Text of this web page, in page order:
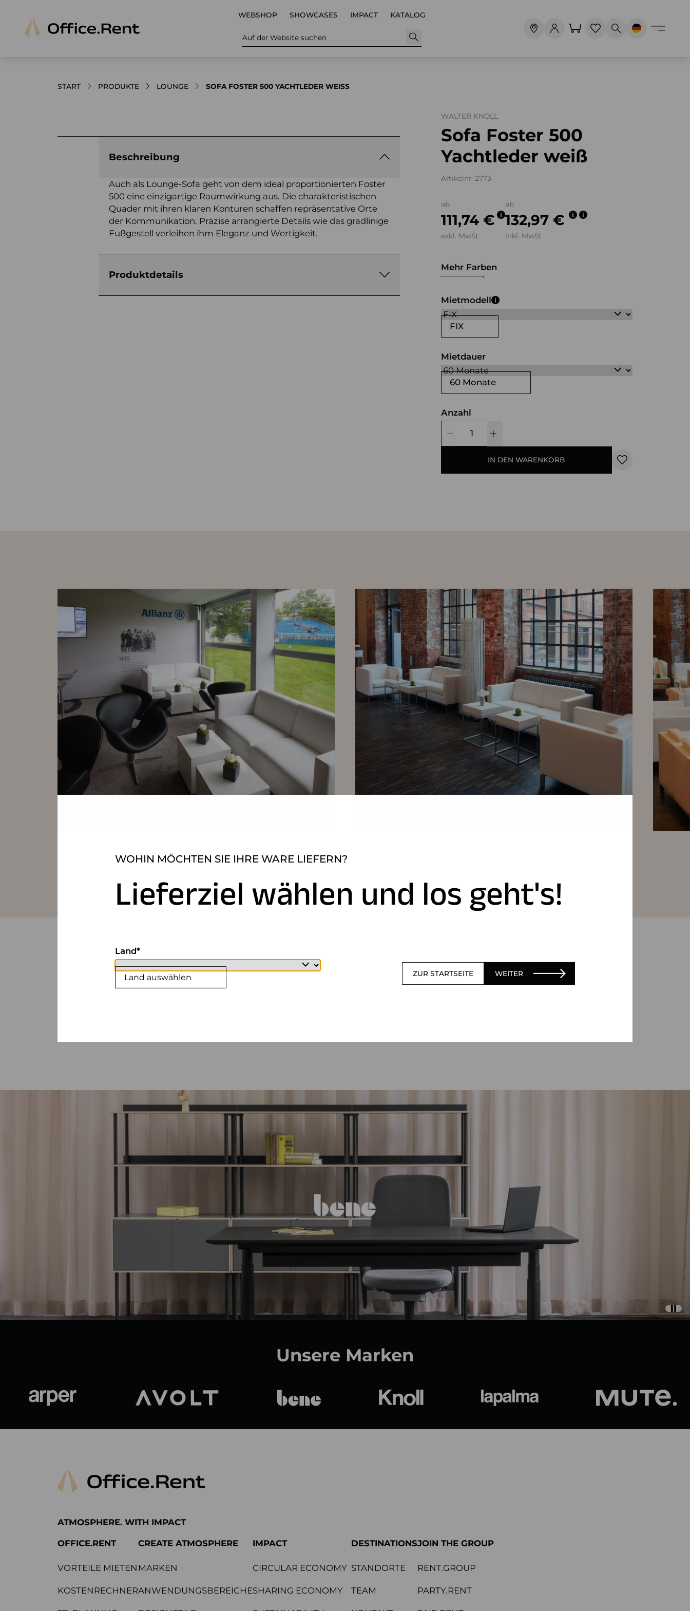
WEBSHOP SHOWCASES IMPACT KATALOG
Auf der Website suchen
WOHIN MÖCHTEN SIE IHRE WARE LIEFERN?
Lieferziel wählen und los geht's!
Land auswählen
Land
ZUR STARTSEITE WEITER
START PRODUKTE LOUNGE SOFA FOSTER 500 YACHTLEDER WEISS
WALTER KNOLL
Sofa Foster 500
Yachtleder weiß
Artikelnr. 2773
ab
111,74 €
exkl. MwSt
ab
132,97 €
inkl. MwSt
Mehr Farben
FIX
Mietmodell
60 Monate
Mietdauer
Anzahl
IN DEN WARENKORB
Beschreibung
Auch als Lounge-Sofa geht von dem ideal proportionierten Foster
500 eine einzigartige Raumwirkung aus. Die charakteristischen
Quader mit ihren klaren Konturen schaffen repräsentative Orte
der Kommunikation. Präzise arrangierte Details wie das gradlinige
Fußgestell verleihen ihm Eleganz und Wertigkeit.
Produktdetails
Unsere Marken
ATMOSPHERE. WITH IMPACT
OFFICE.RENT
VORTEILE MIETEN
KOSTENRECHNER
CREATE ATMOSPHERE
MARKEN
ANWENDUNGSBEREICHE
IMPACT
CIRCULAR ECONOMY
SHARING ECONOMY
DESTINATIONS
STANDORTE
TEAM
JOIN THE GROUP
RENT.GROUP
PARTY.RENT